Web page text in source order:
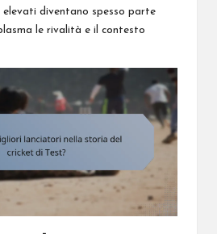
elevati diventano spesso parte
le rivalità e il contesto